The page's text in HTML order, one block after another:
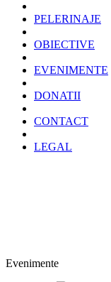
PELERINAJE
OBIECTIVE
EVENIMENTE
DONATII
CONTACT
LEGAL
Evenimente